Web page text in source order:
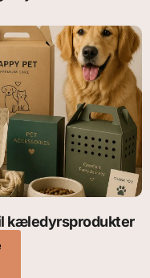
kæledyrsprodukter